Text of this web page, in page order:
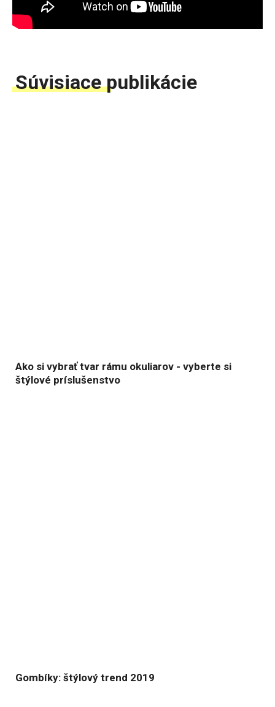
Súvisiace publikácie
Ako si vybrať tvar rámu okuliarov - vyberte si
štýlové príslušenstvo
Gombíky: štýlový trend 2019